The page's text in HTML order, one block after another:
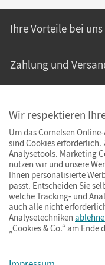
Ihre Vorteile bei uns
Zahlung und
ImpressumAGB
Wir respektieren
Um das Cornelsen
sind Cookies
Analysetools. Marketing
nutzen wir und unsere
Ihnen personalisierte
passt. Entscheiden Sie
welche Tracking- und
auch alle nicht
Analysetechniken
„Cookies & Co.“ am